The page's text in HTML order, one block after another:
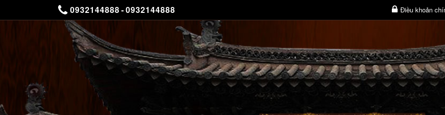
0932144888-0932144888 Điều khoản